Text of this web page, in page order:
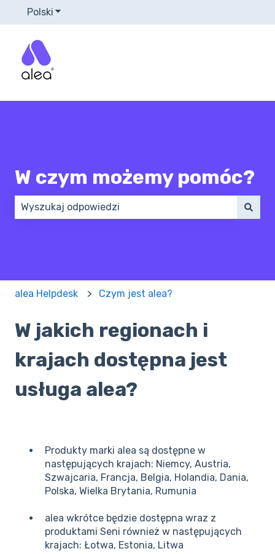
Polski Pokaż podmenu do tłumaczenia
W czym możemy pomóc?
alea Helpdesk Czym jest alea?
W jakich regionach i
krajach dostępna jest
usługa alea?
Produkty marki alea są dostępne w
następujących krajach: Niemcy, Austria,
Szwajcaria, Francja, Belgia, Holandia, Dania,
Polska, Wielka Brytania, Rumunia
alea wkrótce będzie dostępna wraz z
produktami Seni również w następujących
krajach: Łotwa, Estonia, Litwa